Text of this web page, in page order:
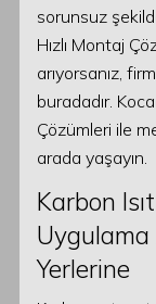
sorunsuz
Hızlı Montaj
arıyorsanız,
buradadır.
Çözümleri ile
arada yaşayın.
Karbon
Uygulama
Yerlerine